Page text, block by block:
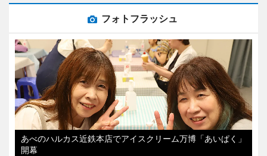
フォトフラッシュ
あべのハルカス近鉄本店でアイスクリーム万博「あいぱく」
開幕